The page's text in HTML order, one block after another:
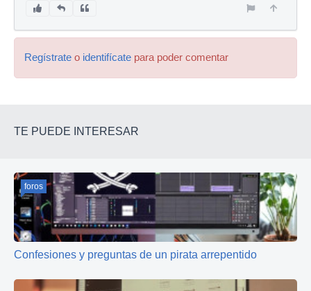
Regístrate o identifícate para poder comentar
TE PUEDE INTERESAR
foros
Confesiones y preguntas de un pirata arrepentido